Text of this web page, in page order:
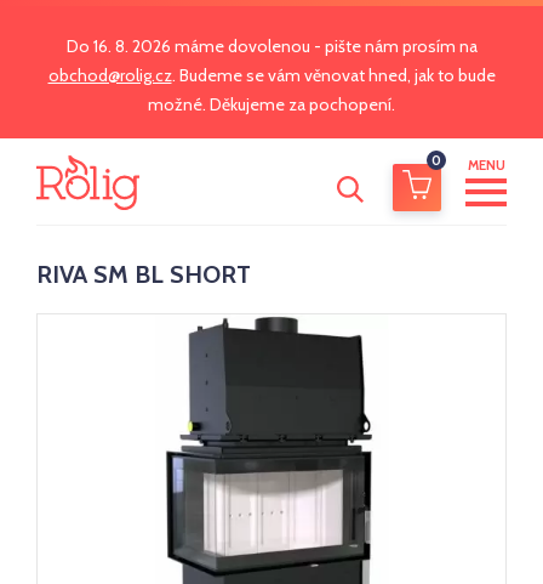
Do 16. 8. 2026 máme dovolenou - pište nám prosím na
obchod@rolig.cz. Budeme se vám věnovat hned, jak to bude
možné. Děkujeme za pochopení.
0 MENU
RIVA SM BL SHORT